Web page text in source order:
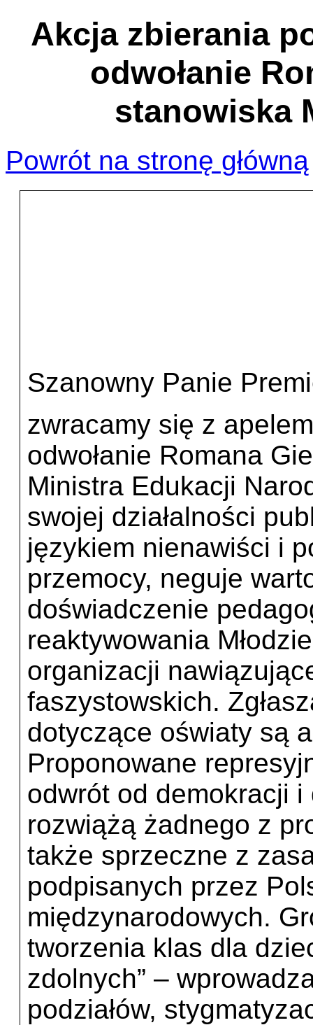
Akcja zbierania
odwołanie
stanowiska
Powrót na stronę główną
Szanowny Panie
zwracamy się z
odwołanie Romana
Ministra Edukacji
swojej działalności
językiem nienawiści i
przemocy, neguje
doświadczenie
reaktywowania
organizacji
faszystowskich.
dotyczące oświaty są
Proponowane
odwrót od demokracji
rozwiążą żadnego z
także sprzeczne z
podpisanych przez
międzynarodowych.
tworzenia klas dla
zdolnych” –
podziałów,